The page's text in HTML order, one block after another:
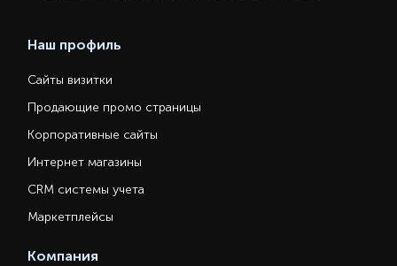
Наш профиль
Сайты визитки
Продающие промо страницы
Корпоративные сайты
Интернет магазины
CRM системы учета
Маркетплейсы
Компания